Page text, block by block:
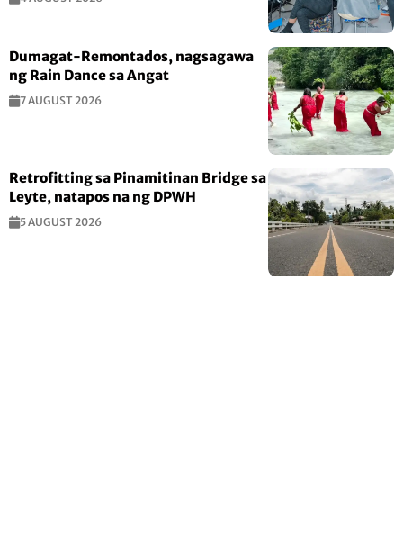
Dumagat-Remontados, nagsagawa
ng Rain Dance sa Angat
7 AUGUST 2026
Retrofitting sa Pinamitinan Bridge sa
Leyte, natapos na ng DPWH
5 AUGUST 2026